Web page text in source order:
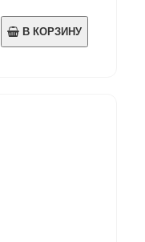
В КОРЗИНУ